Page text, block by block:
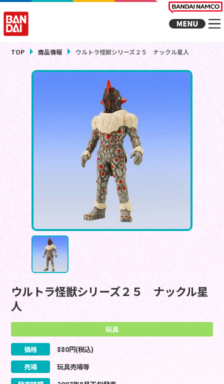
TOP 商品情報 ウルトラ怪獣シリーズ２５ ナックル星人
ウルトラ怪獣シリーズ２５ ナックル星
人
玩具
価格 880円(税込)
売場
玩具売場等